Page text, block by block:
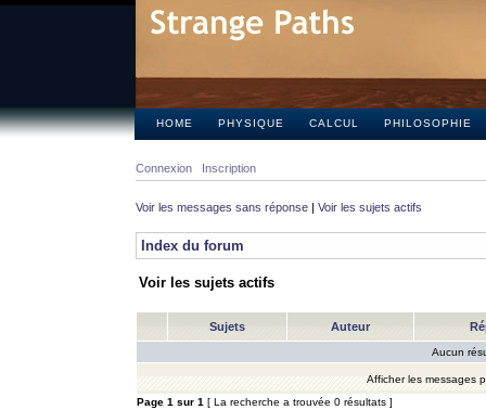
HOME PHYSIQUE CALCUL PHILOSOPHIE
Connexion Inscription
Voir les messages sans réponse | Voir les sujets actifs
Index du forum
Voir les sujets actifs
Sujets Auteur
Aucun
Afficher les messages
Page 1 sur 1 [ La recherche a trouvée 0 résultats ]